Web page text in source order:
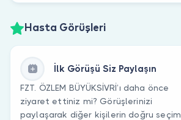
Hasta Görüşleri
İlk Görüşü Siz Paylaşın
FZT. ÖZLEM BÜYÜKSİVRİ’ı daha önce
ziyaret ettiniz mi? Görüşlerinizi
paylaşarak diğer kişilerin doğru seçim